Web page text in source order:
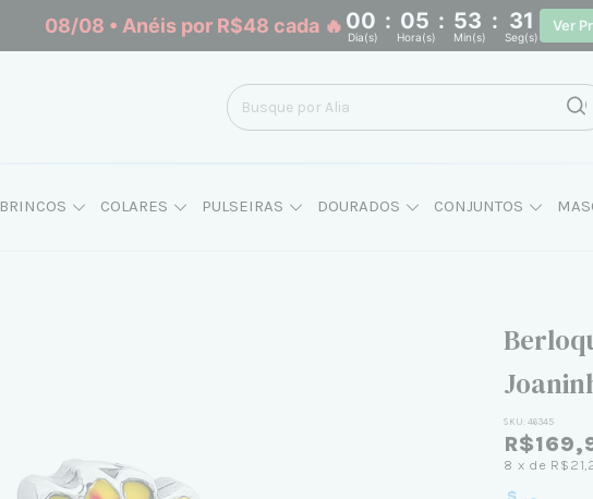
08/08 • Anéis por R$48 cada 🔥 00 : 05 : 53 : 30
Dia(s) Hora(s) Min(s) Seg(s)
Ver
BRINCOS COLARES PULSEIRAS DOURADOS CONJUNTOS
SKU:46345
8 x de